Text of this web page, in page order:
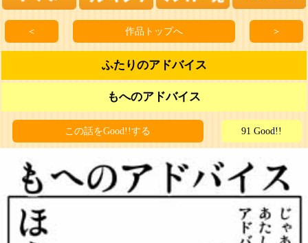
＜ 作品トップへ ＞
ふたりのアドバイス
もへのアドバイス
この話をGood!!する 91 Good!!